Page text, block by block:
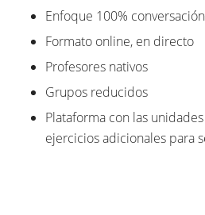
Enfoque 100% conversación
Formato online, en directo
Profesores nativos
Grupos reducidos
Plataforma con las
ejercicios adicionales para